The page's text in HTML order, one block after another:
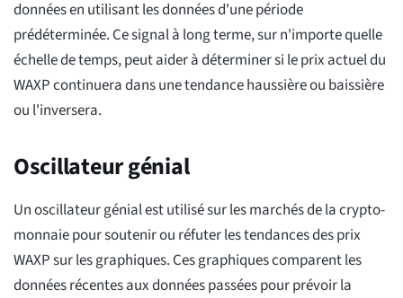
données en utilisant les données d'une période
prédéterminée. Ce signal à long terme, sur n'importe quelle
échelle de temps, peut aider à déterminer si le prix actuel du
WAXP continuera dans une tendance haussière ou baissière
ou l'inversera.
Oscillateur génial
Un oscillateur génial est utilisé sur les marchés de la crypto-
monnaie pour soutenir ou réfuter les tendances des prix
WAXP sur les graphiques. Ces graphiques comparent les
données récentes aux données passées pour prévoir la